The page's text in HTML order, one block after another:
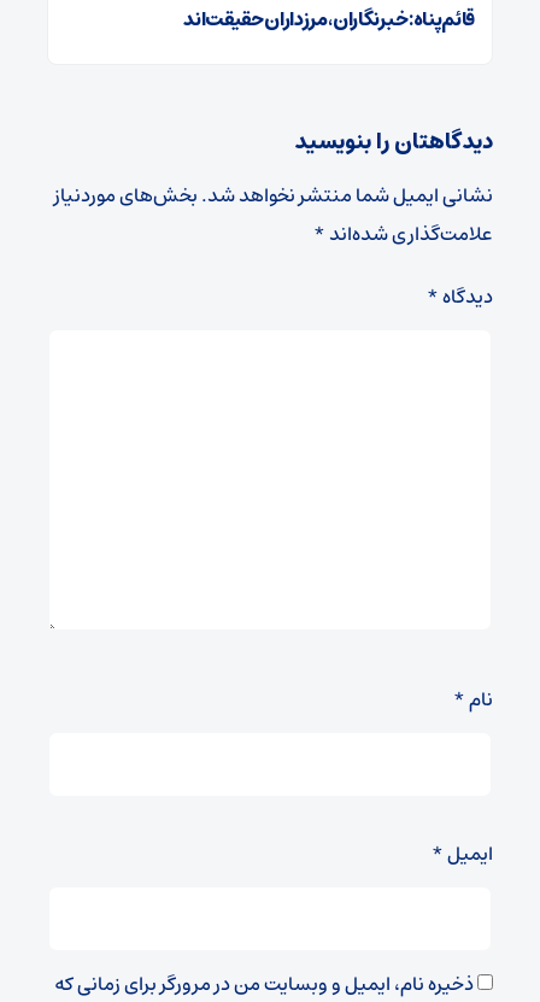
قائم‌پناه: ‏خبرنگاران، مرزداران حقیقت‌اند
دیدگاهتان را بنویسید
نشانی ایمیل شما منتشر نخواهد شد.بخش‌های موردنیاز
علامت‌گذاری شده‌اند*
دیدگاه*
نام*
ایمیل*
ذخیره نام، ایمیل و وبسایت من در مرورگر برای زمانی که